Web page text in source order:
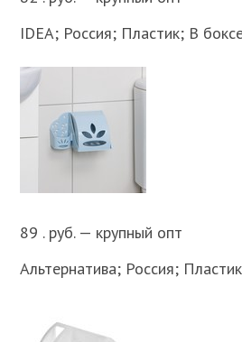
IDEA; Россия; Пластик; В
89 . руб. — крупный опт
Альтернатива; Россия;